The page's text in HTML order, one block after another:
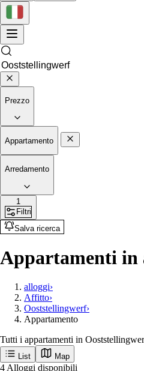
Prezzo
Appartamento
Arredamento
1
Filtri
Salva ricerca
Appartamenti in
alloggi›
Affitto›
Ooststellingwerf›
Appartamento
Tutti i appartamenti in
List Map